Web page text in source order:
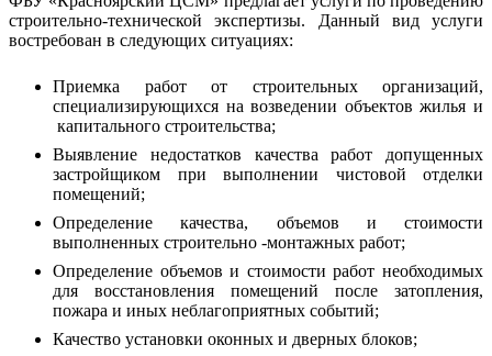
строительно-технической экспертизы. Данный вид услуги
востребован в следующих ситуациях:
Приемка работ от строительных организаций,
специализирующихся на возведении объектов жилья и
капитального строительства;
Выявление недостатков качества работ допущенных
застройщиком при выполнении чистовой отделки
помещений;
Определение качества, объемов и стоимости
выполненных строительно -монтажных работ;
Определение объемов и стоимости работ необходимых
для восстановления помещений после затопления,
пожара и иных неблагоприятных событий;
Качество установки оконных и дверных блоков;